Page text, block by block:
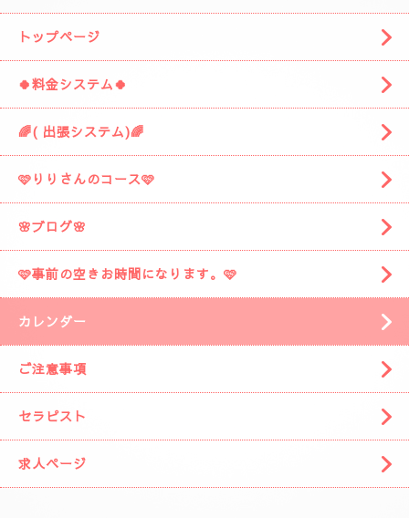
トップページ
🍀料金システム🍀
🌈( 出張システム)🌈
🩷りりさんのコース🩷
🌸ブログ🌸
🩷事前の空きお時間になります。🩷
カレンダー
ご注意事項
セラピスト
求人ページ